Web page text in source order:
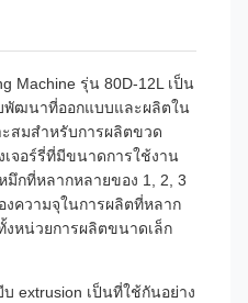
Machine รุ่น 80D-12L เป็น
พัฒนาที่ออกแบบและผลิตใน
ะสมสําหรับการผลิตขวด
จอร์รี่ที่มีขนาดการใช้งาน
มึกที่หลากหลายของ 1, 2, 3
งความจุในการผลิตที่หลาก
หน่วยการผลิตขนาดเล็ก
extrusion เป็นที่ใช้กันอย่าง